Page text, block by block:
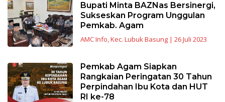
Bupati Minta BAZNas Bersinergi,
Sukseskan Program Unggulan
Pemkab. Agam
AMC Info,Kec. Lubuk Basung| 26 Juli 2023
Pemkab Agam Siapkan
Rangkaian Peringatan 30 Tahun
Perpindahan Ibu Kota dan HUT
RI ke-78